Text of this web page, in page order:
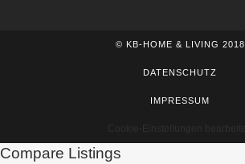
© KB-HOME & LIVING 2018
DATENSCHUTZ
IMPRESSUM
Compare Listings